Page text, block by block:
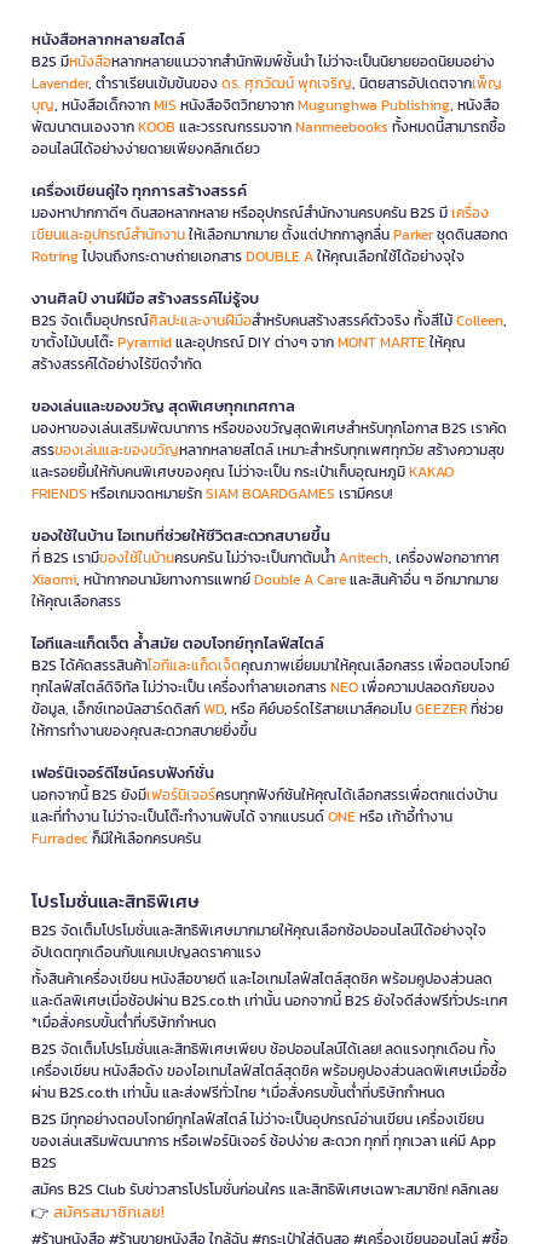
หนังสือหลากหลายสไตล์
B2S มีหนังสือหลากหลายแนวจากสำนักพิมพ์ชั้นนำ ไม่ว่าจะเป็นนิยายยอดนิยมอย่าง
Lavender, ตำราเรียนเข้มข้นของดร. ศุภวัฒน์ พุกเจริญ, นิตยสารอัปเดตจากเพ็ญ
บุญ, หนังสือเด็กจากMIS หนังสือจิตวิทยาจากMugunghwa Publishing, หนังสือ
พัฒนาตนเองจากKOOB และวรรณกรรมจากNanmeebooks ทั้งหมดนี้สามารถซื้อ
ออนไลน์ได้อย่างง่ายดายเพียงคลิกเดียว
เครื่องเขียนคู่ใจ ทุกการสร้างสรรค์
มองหาปากกาดีๆ ดินสอหลากหลาย หรืออุปกรณ์สำนักงานครบครัน B2S มีเครื่อง
เขียนและอุปกรณ์สำนักงานให้เลือกมากมาย ตั้งแต่ปากกาลูกลื่นParkerชุดดินสอกด
Rotringไปจนถึงกระดาษถ่ายเอกสารDOUBLE Aให้คุณเลือกใช้ได้อย่างจุใจ
งานศิลป์ งานฝีมือ สร้างสรรค์ไม่รู้จบ
B2S จัดเต็มอุปกรณ์ศิลปะและงานฝีมือสำหรับคนสร้างสรรค์ตัวจริง ทั้งสีไม้Colleen,
ขาตั้งไม้บนโต๊ะPyramidและอุปกรณ์ DIY ต่างๆ จากMONT MARTEให้คุณ
สร้างสรรค์ได้อย่างไร้ขีดจำกัด
ของเล่นและของขวัญ สุดพิเศษทุกเทศกาล
มองหาของเล่นเสริมพัฒนาการ หรือของขวัญสุดพิเศษสำหรับทุกโอกาส B2S เราคัด
สรรของเล่นและของขวัญหลากหลายสไตล์ เหมาะสำหรับทุกเพศทุกวัย สร้างความสุข
และรอยยิ้มให้กับคนพิเศษของคุณ ไม่ว่าจะเป็น กระเป๋าเก็บอุณหภูมิKAKAO
FRIENDS หรือเกมจดหมายรักSIAM BOARDGAMES เรามีครบ!
ของใช้ในบ้าน ไอเทมที่ช่วยให้ชีวิตสะดวกสบายขึ้น
ที่ B2S เรามีของใช้ในบ้านครบครัน ไม่ว่าจะเป็นกาต้มน้ำAnitech, เครื่องฟอกอากาศ
Xiaomi, หน้ากากอนามัยทางการแพทย์Double A Careและสินค้าอื่น ๆ อีกมากมาย
ให้คุณเลือกสรร
ไอทีและแก็ดเจ็ต ล้ำสมัย ตอบโจทย์ทุกไลฟ์สไตล์
B2S ได้คัดสรรสินค้าไอทีและแก็ดเจ็ตคุณภาพเยี่ยมมาให้คุณเลือกสรร เพื่อตอบโจทย์
ทุกไลฟ์สไตล์ดิจิทัล ไม่ว่าจะเป็น เครื่องทำลายเอกสารNEOเพื่อความปลอดภัยของ
ข้อมูล, เอ็กซ์เทอนัลฮาร์ดดิสก์WD, หรือ คีย์บอร์ดไร้สายเมาส์คอมโบGEEZERที่ช่วย
ให้การทำงานของคุณสะดวกสบายยิ่งขึ้น
เฟอร์นิเจอร์ดีไซน์ครบฟังก์ชั่น
นอกจากนี้ B2S ยังมีเฟอร์นิเจอร์ครบทุกฟังก์ชันให้คุณได้เลือกสรรเพื่อตกแต่งบ้าน
และที่ทำงาน ไม่ว่าจะเป็นโต๊ะทำงานพับได้ จากแบรนด์ONEหรือ เก้าอี้ทำงาน
Furradecก็มีให้เลือกครบครัน
โปรโมชั่นและสิทธิพิเศษ
B2S จัดเต็มโปรโมชั่นและสิทธิพิเศษมากมายให้คุณเลือกช้อปออนไลน์ได้อย่างจุใจ
อัปเดตทุกเดือนกับแคมเปญลดราคาแรง
ทั้งสินค้าเครื่องเขียน หนังสือขายดี และไอเทมไลฟ์สไตล์สุดชิค พร้อมคูปองส่วนลด
และดีลพิเศษเมื่อช้อปผ่าน B2S.co.th เท่านั้น นอกจากนี้ B2S ยังใจดีส่งฟรีทั่วประเทศ
*เมื่อสั่งครบขั้นต่ำที่บริษัทกำหนด
B2S จัดเต็มโปรโมชั่นและสิทธิพิเศษเพียบ ช้อปออนไลน์ได้เลย! ลดแรงทุกเดือน ทั้ง
เครื่องเขียน หนังสือดัง ของไอเทมไลฟ์สไตล์สุดชิค พร้อมคูปองส่วนลดพิเศษเมื่อซื้อ
ผ่าน B2S.co.th เท่านั้น และส่งฟรีทั่วไทย *เมื่อสั่งครบขั้นต่ำที่บริษัทกำหนด
B2S มีทุกอย่างตอบโจทย์ทุกไลฟ์สไตล์ ไม่ว่าจะเป็นอุปกรณ์อ่านเขียน เครื่องเขียน
ของเล่นเสริมพัฒนาการ หรือเฟอร์นิเจอร์ ช้อปง่าย สะดวก ทุกที่ ทุกเวลา แค่มี App
B2S
สมัคร B2S Club รับข่าวสารโปรโมชั่นก่อนใคร และสิทธิพิเศษเฉพาะสมาชิก! คลิกเลย
👉 สมัครสมาชิกเลย!
#ร้านหนังสือ #ร้านขายหนังสือ ใกล้ฉัน #กระเป๋าใส่ดินสอ #เครื่องเขียนออนไลน์ #ซื้อ